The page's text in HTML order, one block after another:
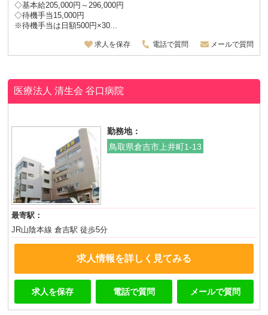
◇基本給205,000円～296,000円
◇待機手当15,000円
※待機手当は日額500円×30...
求人を保存 電話で質問 メールで質問
医療法人 清生会谷口病院
勤務地：
鳥取県倉吉市上井町1-13
最寄駅：
JR山陰本線 倉吉駅 徒歩5分
求人情報を詳しく見てみる
求人を保存 電話で質問 メールで質問